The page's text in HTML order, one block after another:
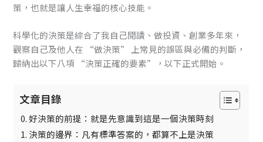
策，也就是讓人生幸福的核心技能。
科學化的決策是綜合了我自己閱讀、做投資、創業多年來，
觀察自己及他人在 “做決策” 上常見的誤區與必備的判斷，
歸納出以下八項 “決策正確的要素”，以下正式開始。
文章目錄
0. 好決策的前提：就是先意識到這是一個決策時刻
1. 決策的邊界：凡有標準答案的，都算不上是決策